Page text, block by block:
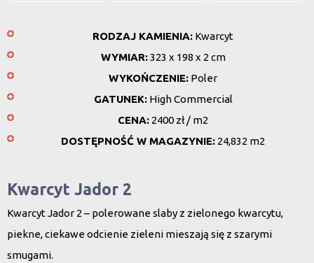
RODZAJ KAMIENIA: Kwarcyt
WYMIAR:323 x 198 x 2 cm
WYKOŃCZENIE: Poler
GATUNEK:High Commercial
CENA: 2400 zł / m2
DOSTĘPNOŚĆ W MAGAZYNIE: 24,832 m2
Kwarcyt Jador 2
Kwarcyt Jador 2 – polerowane slaby z zielonego kwarcytu,
piekne, ciekawe odcienie zieleni mieszają się z szarymi
smugami.